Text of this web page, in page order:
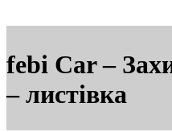
febi Car –
– листівка